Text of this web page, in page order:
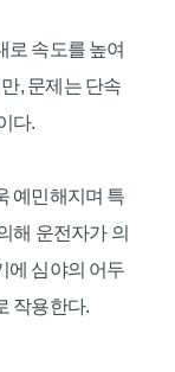
로 속도를 높여
, 문제는 단속
다.
예민해지며 특
해 운전자가 의
에 심야의 어두
작용한다.